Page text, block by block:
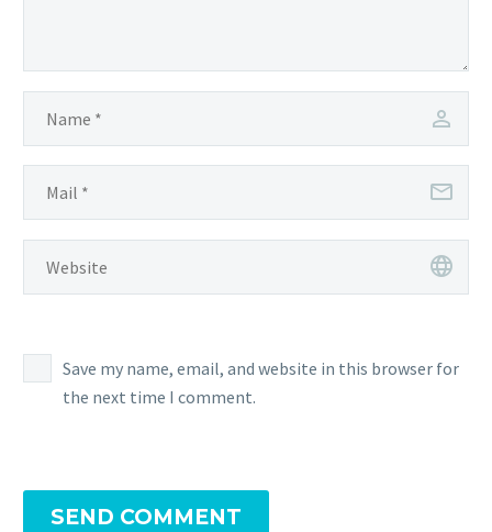
Save my name, email, and website in this browser for
the next time I comment.
SEND COMMENT